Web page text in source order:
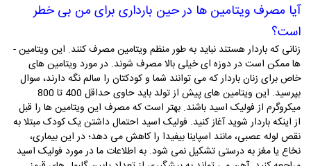
آیا مصرف ویتامین ها در حین بارداری برای من بی خطر
است؟
زنانی که باردار هستند نباید به طور منظم ویتامین مصرف کنند. این ویتامین ­
ها ممکن است در دوزه ای خیلی بالا مصرف شوند. در مورد ویتامین­ های
خاص برای زنان باردار که می ­توانند شما و کودکتان را سالم نگه دارند، سوال
بپرسید. این ویتامین­ های پیش از تولد باید حاوی حداقل 400 تا 800
میکروگرم از فولیک اسید باشند. بهتر است که مصرف این ویتامین­ ها را قبل
از اینکه باردار شوید آغاز کنید. فولیک اسید احتمال داشتن یک کودک مبتلا به
نقص لوله عصبی، مانند اسپاینا بیفیدا را کاهش می ­دهد؛ در این بیماری،
نخاع یا مغز به درستی تشکیل نمی­ شود. به اطلاعات ما در مورد فولیک اسید